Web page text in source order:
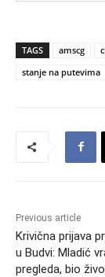
TAGS amscg
stanje na putevima
Previous article
Krivična prijava
u Budvi: Mladić
pregleda, bio